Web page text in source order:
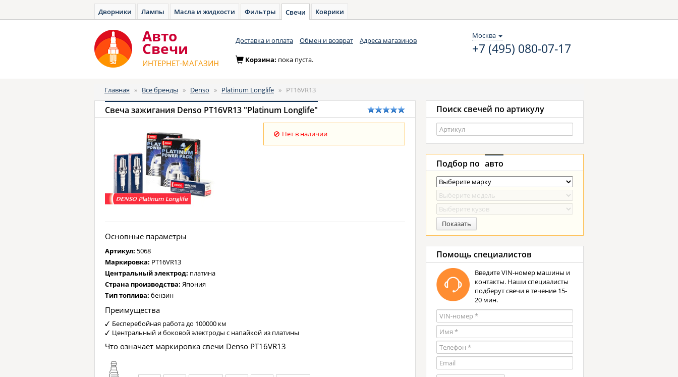
Дворники Лампы Масла и жидкости Фильтры Свечи Коврики
Авто
Cвечи
ИНТЕРНЕТ-МАГАЗИН
Доставка и оплата Обмен и возврат Адреса магазинов
Москва
+7 (495) 080-07-17
Корзина: пока пуста.
Главная » Все бренды » Denso » Platinum Longlife » PT16VR13
Свеча зажигания Denso PT16VR13 "Platinum Longlife"
Нет в наличии
Основные параметры
Артикул: 5068
Маркировка: PT16VR13
Центральный электрод: платина
Страна производства: Япония
Тип топлива: бензин
Преимущества
Бесперебойная работа до 100000 км
Центральный и боковой электроды с напайкой из платины
Что означает маркировка свечи Denso PT16VR13
Поиск свечей по артикулу
Подбор по авто
Показать
Помощь специалистов
Введите VIN-номер машины и
контакты. Наши специалисты
подберут свечи в течение 15-
20 мин.